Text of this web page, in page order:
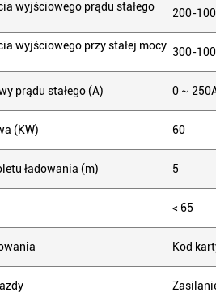
wyjściowego prądu stałego
200-
wyjściowego przy stałej mocy 300-
prądu stałego (A) 0 ~
(KW) 60
ładowania (m) 5
< 65
Kod